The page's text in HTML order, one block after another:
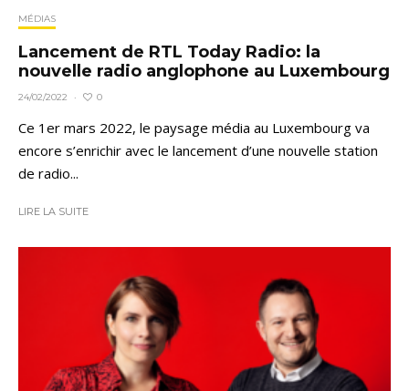
MÉDIAS
Lancement de RTL Today Radio: la
nouvelle radio anglophone au Luxembourg
24/02/2022 · 0
Ce 1er mars 2022, le paysage média au Luxembourg va
encore s’enrichir avec le lancement d’une nouvelle station
de radio...
LIRE LA SUITE